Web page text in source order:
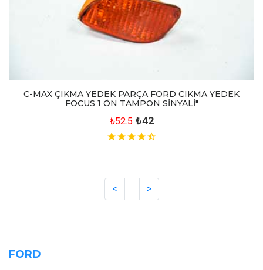
C-MAX ÇIKMA YEDEK PARÇA FORD CIKMA YEDEK
FOCUS 1 ÖN TAMPON SİNYALİ"
₺52.5 ₺42
FORD